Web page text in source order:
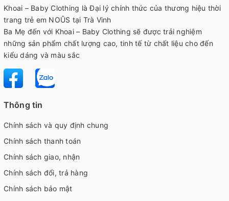
Khoai – Baby Clothing là Đại lý chính thức của thương hiệu thời
trang trẻ em NOÛS tại Trà Vinh
Ba Mẹ đến với Khoai – Baby Clothing sẽ được trải nghiệm
những sản phẩm chất lượng cao, tinh tế từ chất liệu cho đến
kiểu dáng và màu sắc
Thông tin
Chính sách và quy định chung
Chính sách thanh toán
Chính sách giao, nhận
Chính sách đổi, trả hàng
Chính sách bảo mật